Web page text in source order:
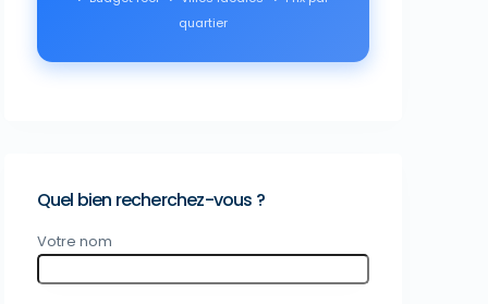
quartier
Quel bien recherchez-vous ?
Votre nom